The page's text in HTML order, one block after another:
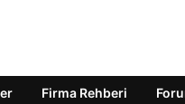
Firma Rehberi